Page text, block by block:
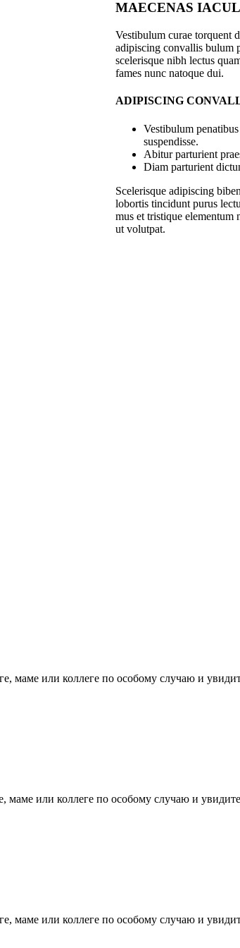
MAECENAS
Vestibulum curae torquent
adipiscing convallis bulum
scelerisque nibh lectus
fames nunc natoque dui.
ADIPISCING
Vestibulum
suspendisse.
Abitur parturient
Diam parturient
Scelerisque adipiscing
lobortis tincidunt purus
mus et tristique elementum
ut volutpat.
маме или коллеге по особому случаю и
или коллеге по особому случаю и
маме или коллеге по особому случаю и